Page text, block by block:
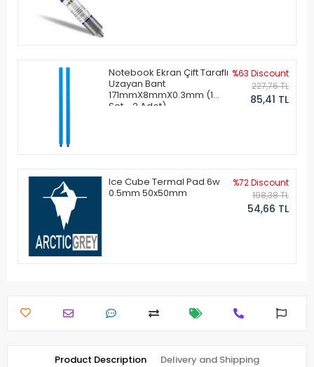
Notebook Ekran Çift Taraflı
Uzayan Bant
171mmX8mmX0.3mm (1
Set - 2 Adet)
%63 Discount
227,76 TL
85,41 TL
Ice Cube Termal Pad 6w
0.5mm 50x50mm
%72 Discount
198,38 TL
54,66 TL
Product Description Delivery and Shipping